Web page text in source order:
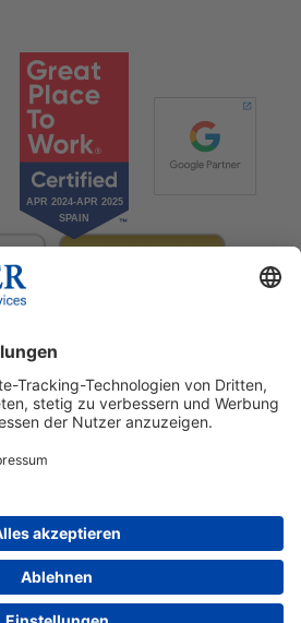
Services Deutschland GmbH
English